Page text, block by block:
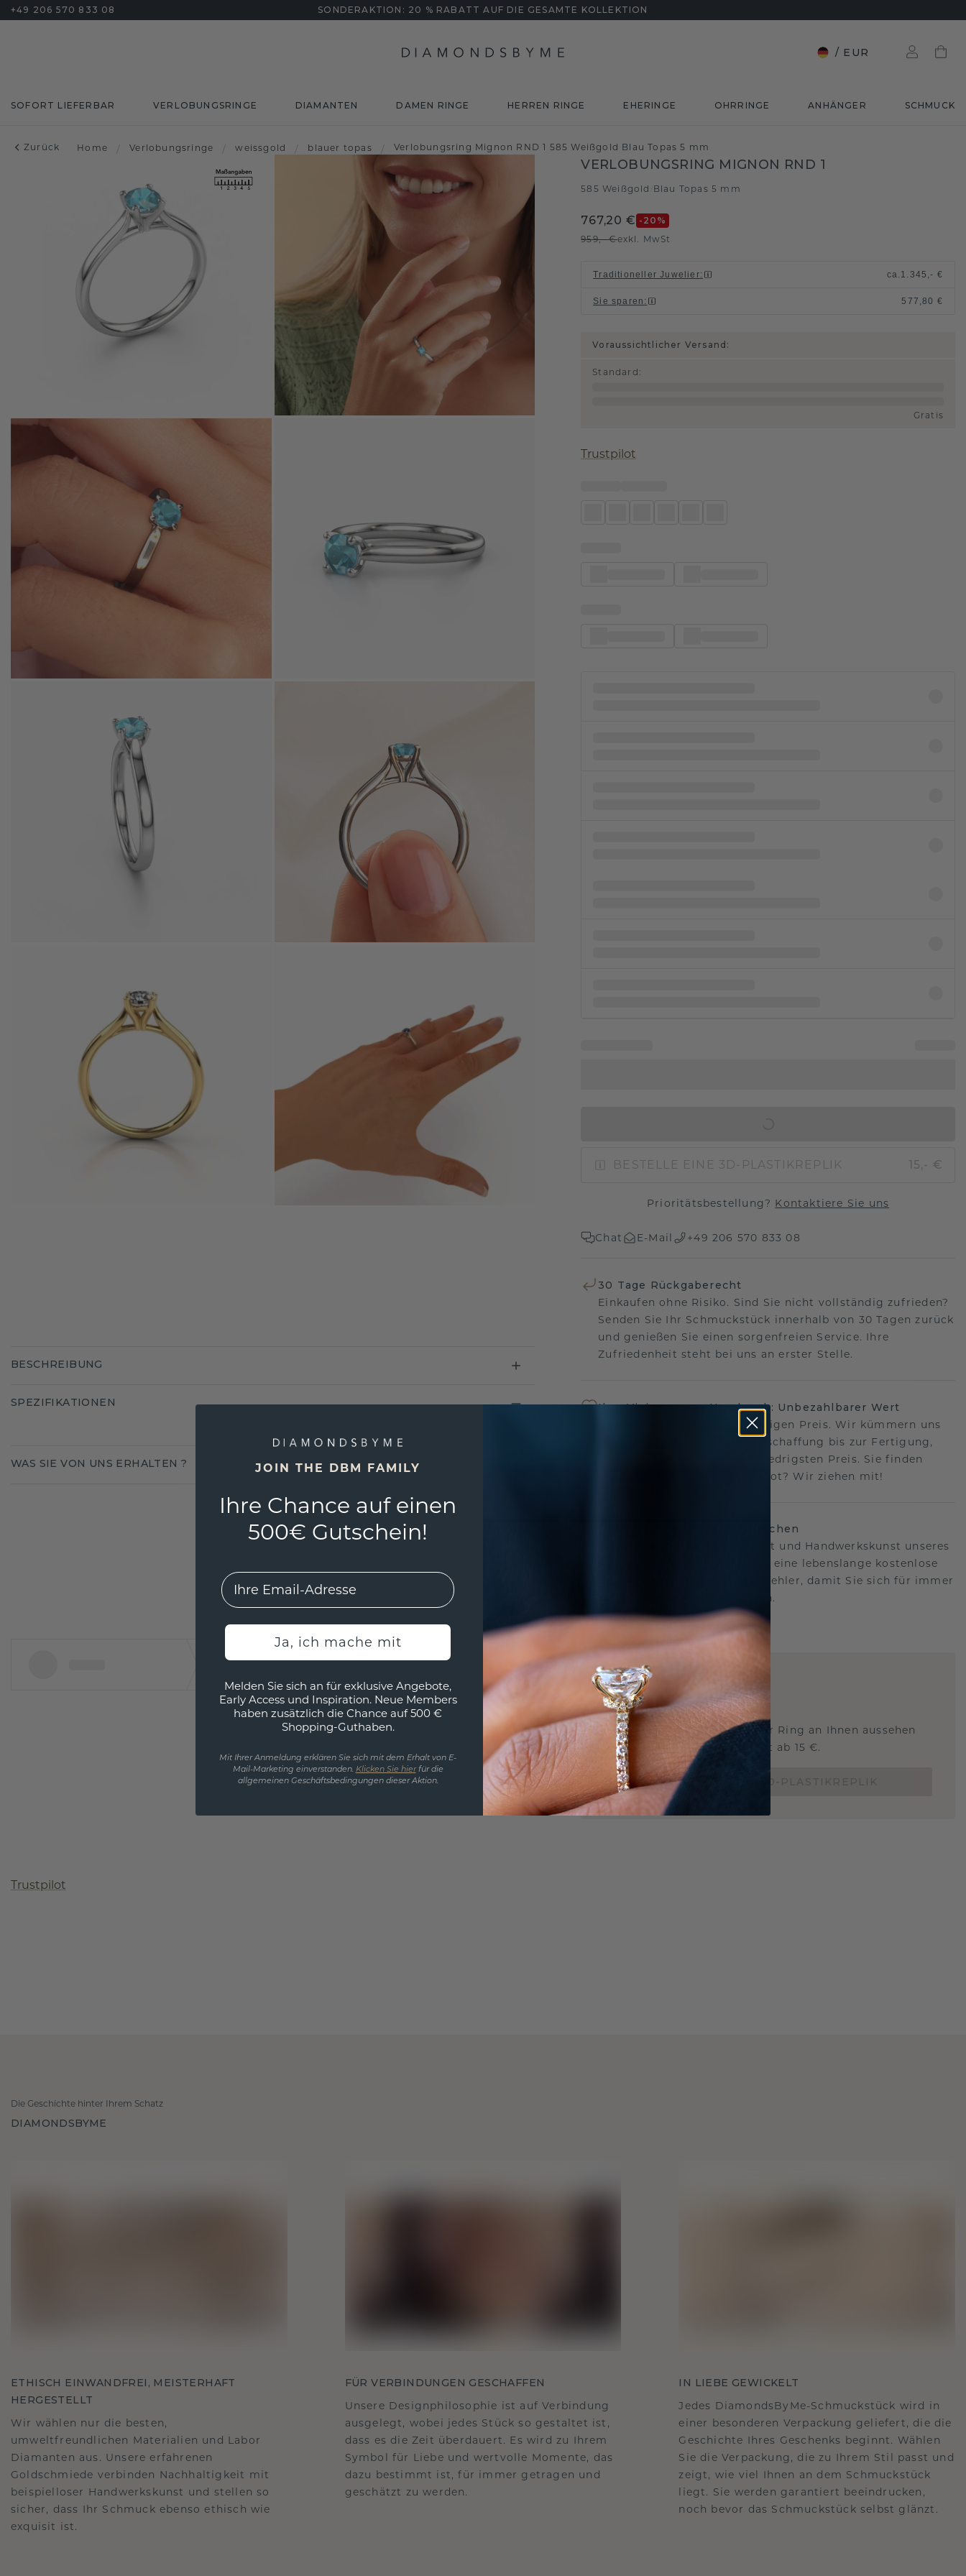
+49 206 570 833 08 SONDERAKTION: 20 % RABATT AUF DIE GESAMTE KOLLEKTION
/ EUR
SOFORT LIEFERBAR VERLOBUNGSRINGE DIAMANTEN DAMEN RINGE HERREN RINGE EHERINGE OHRRINGE ANHÄNGER SCHMUCK
Zurück Home / Verlobungsringe / weissgold / blauer topas / Verlobungsring Mignon RND 1 585 Weißgold Blau Topas 5 mm
VERLOBUNGSRING MIGNON RND 1
585 Weißgold Blau Topas 5 mm
767,20 € -20 %
959,- €exkl. MwSt
Traditioneller Juwelier: ca. 1.345,- €
Sie sparen : 577,80 €
Voraussichtlicher Versand:
Standard :
Gratis
Trustpilot
BESTELLE EINE 3D-PLASTIKREPLIK 15,- €
Prioritätsbestellung? Kontaktiere Sie uns
Chat E-Mail +49 206 570 833 08
30 Tage Rückgaberecht
Einkaufen ohne Risiko. Sind Sie nicht vollständig zufrieden?
Senden Sie Ihr Schmuckstück innerhalb von 30 Tagen zurück
und genießen Sie einen sorgenfreien Service. Ihre
Zufriedenheit steht bei uns an erster Stelle.
Ihre Vision, unser Handwerk: Unbezahlbarer Wert
Das perfekte Stück zum richtigen Preis. Wir kümmern uns
um jeden Schritt, von der Beschaffung bis zur Fertigung,
und garantieren Ihnen den niedrigsten Preis. Sie finden
anderswo ein besseres Angebot? Wir ziehen mit!
Unser lebenslanges Versprechen
Wir stehen hinter der Qualität und Handwerkskunst unseres
Schmucks.Deshalb bieten wir eine lebenslange kostenlose
Garantie gegen Herstellungsfehler, damit Sie sich für immer
keine Sorgen machen müssen.
EINZIGARTIG
3D MUSTERSCHMUCK
Wollen Sie wissen, wie dieser Ring an Ihnen aussehen
würde und ob er passt? Jetzt ab 15 €.
BESTELLE EINE 3D-PLASTIKREPLIK
BESCHREIBUNG
SPEZIFIKATIONEN
WAS SIE VON UNS ERHALTEN ?
Trustpilot
Die Geschichte hinter Ihrem Schatz
DIAMONDSBYME
ETHISCH EINWANDFREI, MEISTERHAFT
HERGESTELLT
Wir wählen nur die besten,
umweltfreundlichen Materialien und Labor
Diamanten aus. Unsere erfahrenen
Goldschmiede verbinden Nachhaltigkeit mit
beispielloser Handwerkskunst und stellen so
sicher, dass Ihr Schmuck ebenso ethisch wie
exquisit ist.
FÜR VERBINDUNGEN GESCHAFFEN
Unsere Designphilosophie ist auf Verbindung
ausgelegt, wobei jedes Stück so gestaltet ist,
dass es die Zeit überdauert. Es wird zu Ihrem
Symbol für Liebe und wertvolle Momente, das
dazu bestimmt ist, für immer getragen und
geschätzt zu werden.
IN LIEBE GEWICKELT
Jedes DiamondsByMe-Schmuckstück wird in
einer besonderen Verpackung geliefert, die die
Geschichte Ihres Geschenks beginnt. Wählen
Sie die Verpackung, die zu Ihrem Stil passt und
zeigt, wie viel Ihnen an dem Schmuckstück
liegt. Sie werden garantiert beeindrucken,
noch bevor das Schmuckstück selbst glänzt.
JOIN THE DBM FAMILY
Ihre Chance auf einen
500€ Gutschein!
EMail
Ja, ich mache mit
Melden Sie sich an für exklusive Angebote,
Early Access und Inspiration. Neue Members
haben zusätzlich die Chance auf 500 €
Shopping-Guthaben.
Mit Ihrer Anmeldung erklären Sie sich mit dem Erhalt von E-
Mail-Marketing einverstanden. Klicken Sie hierfür die
allgemeinen Geschäftsbedingungen dieser Aktion.